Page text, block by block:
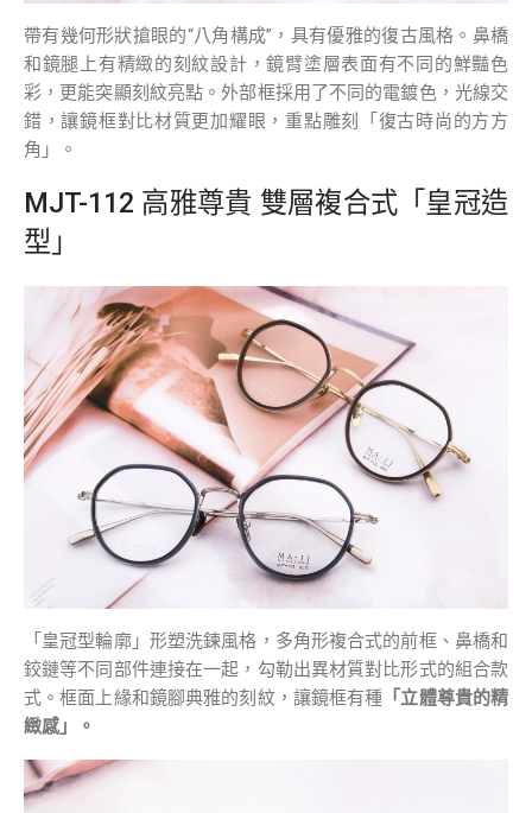
帶有幾何形狀搶眼的“八角構成”，具有優雅的復古風格。鼻橋
和鏡腿上有精緻的刻紋設計，鏡臂塗層表面有不同的鮮豔色
彩，更能突顯刻紋亮點。外部框採用了不同的電鍍色，光線交
錯，讓鏡框對比材質更加耀眼，重點雕刻「復古時尚的方方
角」。
MJT-112 高雅尊貴 雙層複合式「皇冠造
型」
「皇冠型輪廓」形塑洗鍊風格，多角形複合式的前框、鼻橋和
鉸鏈等不同部件連接在一起，勾勒出異材質對比形式的組合款
式。框面上緣和鏡腳典雅的刻紋，讓鏡框有種 「立體尊貴的精
緻感」。